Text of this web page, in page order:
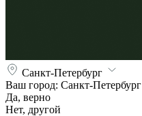
Санкт-Петербург
Ваш город: Санкт-Петербург
Да, верно
Нет, другой